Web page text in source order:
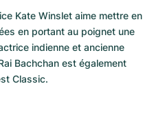
Kate Winslet aime mettre en
en portant au poignet une
indienne et ancienne
Bachchan est également
Classic.